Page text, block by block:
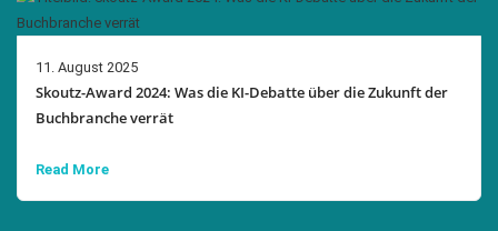
11. August 2025
Skoutz-Award 2024: Was die KI-Debatte über die Zukunft der
Buchbranche verrät
Read More